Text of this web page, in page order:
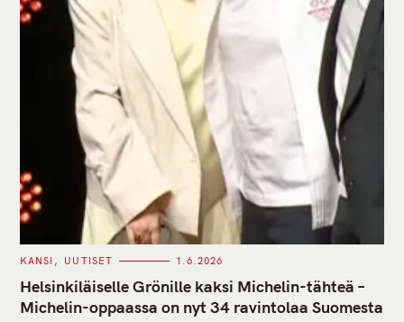
C
T
E
G
O
KANSI UUTISET 1.6.2026
Helsinkiläiselle Grönille kaksi Michelin-tähteä –
Michelin-oppaassa on nyt 34 ravintolaa Suomesta